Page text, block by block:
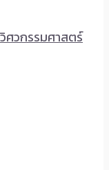
วกรรมศาสตร์